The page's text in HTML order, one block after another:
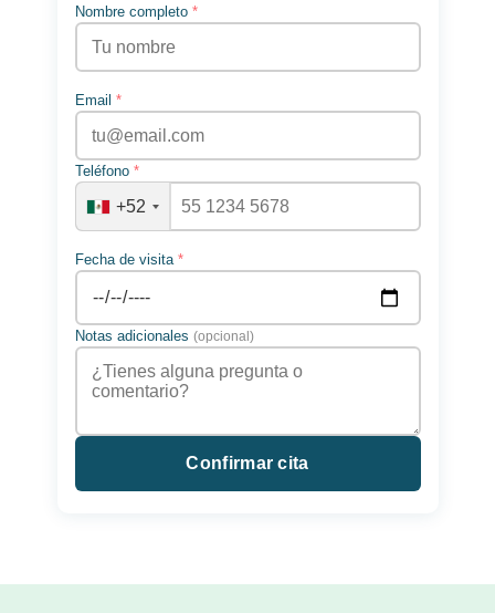
Nombre completo *
Email *
Teléfono *
+52
Fecha de visita *
Notas adicionales (opcional)
Confirmar cita